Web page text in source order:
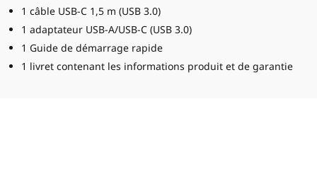
1 câble USB-C 1,5 m (USB 3.0)
1 adaptateur USB-A/USB-C (USB 3.0)
1 Guide de démarrage rapide
1 livret contenant les informations produit et de garantie